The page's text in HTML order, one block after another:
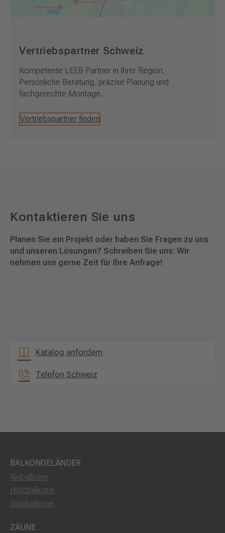
Vertriebspartner Schweiz
Kompetente LEEB Partner in Ihrer Region.
Persönliche Beratung, präzise Planung und
fachgerechte Montage.
Vertriebspartner finden
Kontaktieren Sie uns
Planen Sie ein Projekt oder haben Sie Fragen zu uns
und unseren Lösungen? Schreiben Sie uns: Wir
nehmen uns gerne Zeit für Ihre Anfrage!
Katalog anfordern
Telefon Schweiz
BALKONGELÄNDER
Alubalkone
Holzbalkone
Glasbalkone
ZÄUNE